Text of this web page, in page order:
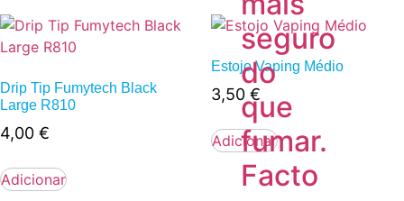
seguro
do
que
fumar.
Facto
Drip Tip Fumytech Black
Large R810
4,00 €
Adicionar
Estojo Vaping Médio
3,50 €
Adicionar